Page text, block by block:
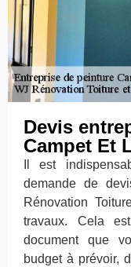
Devis
Campet Et
Il est
demande de
Rénovation
travaux. Cela
document que
budget à prévoir,